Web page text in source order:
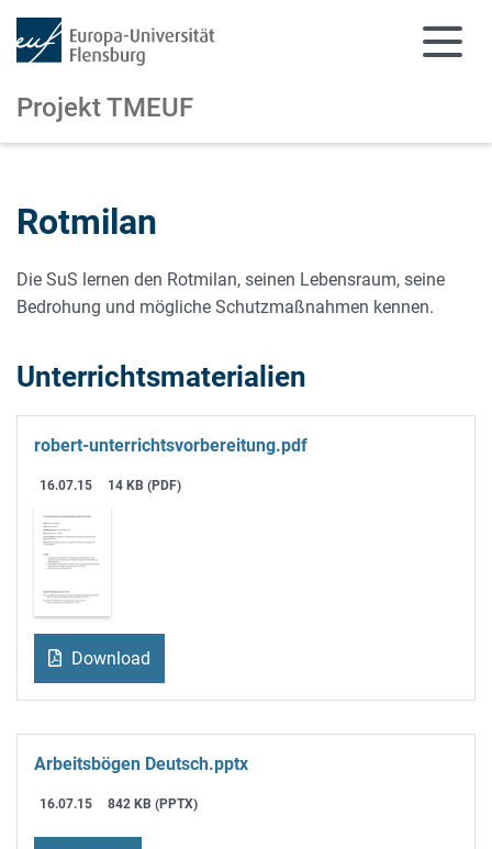
Projekt TMEUF
Rotmilan
Die SuS lernen den Rotmilan, seinen Lebensraum, seine
Bedrohung und mögliche Schutzmaßnahmen kennen.
Unterrichtsmaterialien
robert-unterrichtsvorbereitung.pdf
16.07.15 14 KB (PDF)
Download
Arbeitsbögen Deutsch.pptx
16.07.15 842 KB (PPTX)